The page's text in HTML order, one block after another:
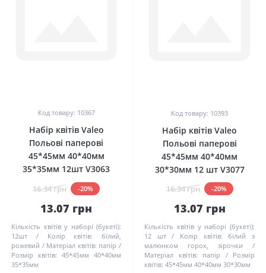
Код товару: 10367
Набір квітів Valeo
Польові паперові
45*45мм 40*40мм
35*35мм 12шт V3063
16.34 грн -20%
13.07 грн
Кількість квітів у наборі (букеті):
12шт
Колір квітів:
білий,
рожевий
Матеріал квітів: папір
Розмір квітів: 45*45мм 40*40мм
35*35мм
Код товару: 10393
Набір квітів Valeo
Польові паперові
45*45мм 40*40мм
30*30мм 12 шт V3077
16.34 грн -20%
13.07 грн
Кількість квітів у наборі (букеті):
12 шт
Колір квітів:
білий з
малюнком горох, зірочки
Матеріал квітів:
папір
Розмір
квітів: 45*45мм 40*40мм 30*30мм